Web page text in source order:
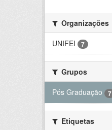
Organizações
UNIFEI
7
Grupos
Pós Graduação
7
Etiquetas